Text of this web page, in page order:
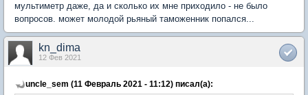
мультиметр даже, да и сколько их мне приходило - не было
вопросов. может молодой рьяный таможенник попался...
kn_dima
12 Фев 2021
uncle_sem (11 Февраль 2021 - 11:12) писал(а):